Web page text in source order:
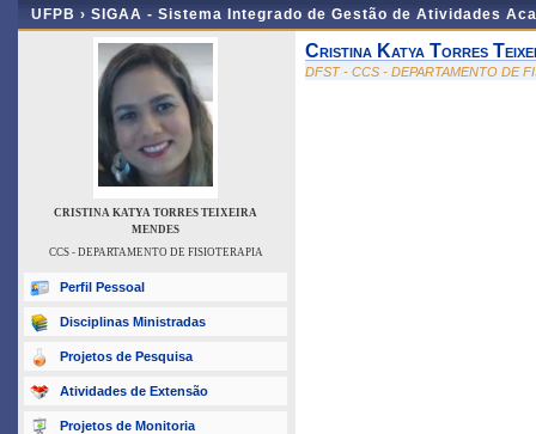
UFPB › SIGAA - Sistema Integrado de Gestão de Atividades
CRISTINA KATYA TORRES TEIXEIRA
MENDES
CCS - DEPARTAMENTO DE FISIOTERAPIA
Perfil Pessoal
Disciplinas Ministradas
Projetos de Pesquisa
Atividades de Extensão
Projetos de Monitoria
Cristina Katya Torres
DFST - CCS - DEPARTAMENTO DE